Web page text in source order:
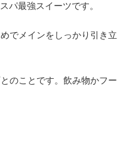
パ最強スイーツです。
でメインをしっかり引き立
のことです。飲み物かフー